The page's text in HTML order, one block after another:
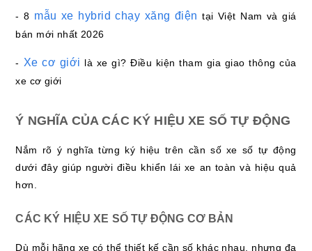
- 8 mẫu xe hybrid chạy xăng điện tại Việt Nam và giá
bán mới nhất 2026
- Xe cơ giới là xe gì? Điều kiện tham gia giao thông của
xe cơ giới
Ý NGHĨA CỦA CÁC KÝ HIỆU XE SỐ TỰ ĐỘNG
Nắm rõ ý nghĩa từng ký hiệu trên cần số xe số tự động
dưới đây giúp người điều khiển lái xe an toàn và hiệu quả
hơn.
CÁC KÝ HIỆU XE SỐ TỰ ĐỘNG CƠ BẢN
Dù mỗi hãng xe có thể thiết kế cần số khác nhau, nhưng đa